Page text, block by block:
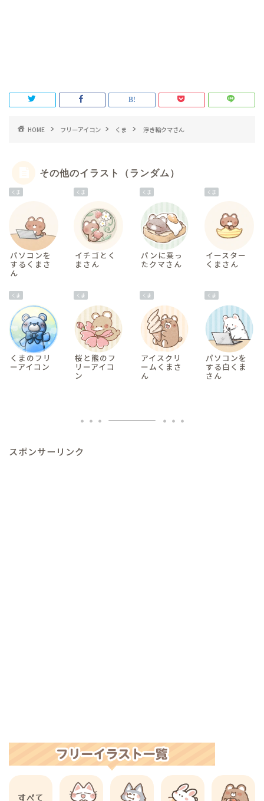
HOME フリーアイコン くま 浮き輪クマさん
その他のイラスト（ランダム）
くま
パソコンを
するくまさ
ん
くま
イチゴとく
まさん
くま
パンに乗っ
たクマさん
くま
イースター
くまさん
くま
くまのフリ
ーアイコン
くま
桜と熊のフ
リーアイコ
ン
くま
アイスクリ
ームくまさ
ん
くま
パソコンを
する白くま
さん
スポンサーリンク
すべて